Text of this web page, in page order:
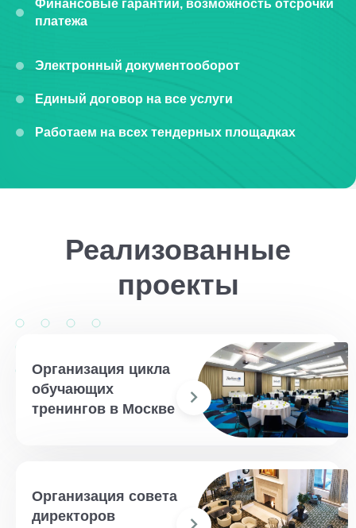
Финансовые гарантии, возможность отсрочки
платежа
Электронный документооборот
Единый договор на все услуги
Работаем на всех тендерных площадках
Реализованные
проекты
Организация цикла
обучающих
тренингов в Москве
Организация совета
директоров